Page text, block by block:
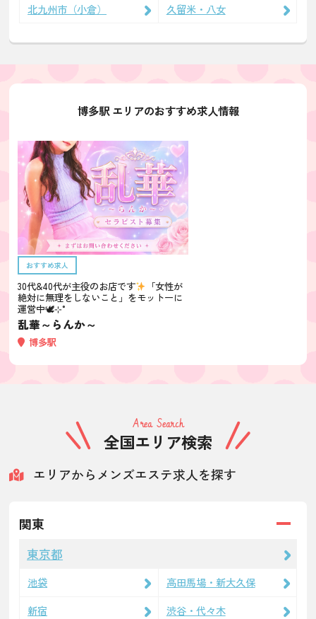
北九州市（小倉）
久留米・八女
博多駅 エリアのおすすめ求人情報
おすすめ求人
30代&40代が主役のお店です
「女性が
絶対に無理をしないこと」をモットーに
運営中🕊⊹˚
乱華～らんか～
博多駅
Area Search
全国エリア検索
エリアからメンズエステ求人を探す
関東
東京都
池袋
高田馬場・新大久保
新宿
渋谷・代々木